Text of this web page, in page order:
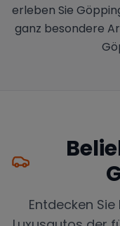
erleben Sie
ganz besondere
Entdecken